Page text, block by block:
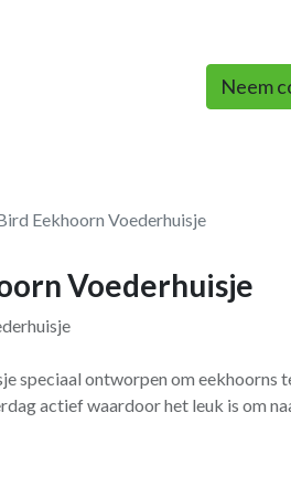
Neem
Eekhoorn Voederhuisje
Voederhuisje
speciaal ontworpen om eekhoorns
actief waardoor het leuk is om